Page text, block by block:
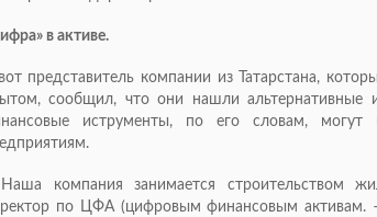
в активе.
представитель компании из Татарстана,
сообщил, что они нашли альтернативные
иструменты, по его словам,
компания занимается строительством
по ЦФА (цифровым финансовым активам.